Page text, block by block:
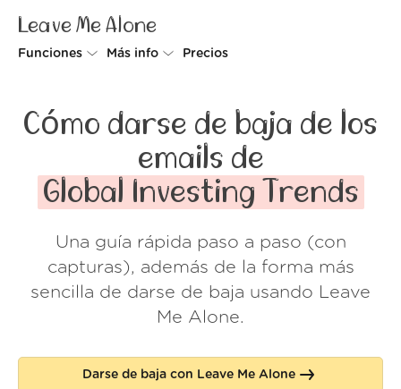
Leave Me Alone
Funciones
Screener
Spam Blocker
Do-not-disturb
Más info
Seguridad
Muro de amor
Nosotros
Acceder
Precios
Cómo darse de baja de los
emails de
Global Investing Trends
Una guía rápida paso a paso (con
capturas), además de la forma más
sencilla de darse de baja usando Leave
Me Alone.
Darse de baja con Leave Me Alone